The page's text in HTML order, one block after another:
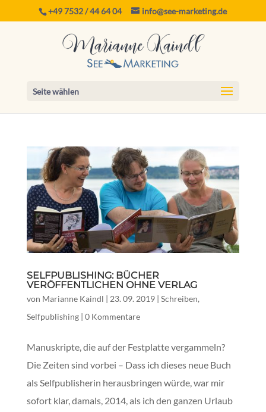
+49 7532 / 44 64 04 info@see-marketing.de
Seite wählen
SELFPUBLISHING: BÜCHER
VERÖFFENTLICHEN OHNE VERLAG
von Marianne Kaindl | 23. 09. 2019| Schreiben,
Selfpublishing| 0 Kommentare
Manuskripte, die auf der Festplatte vergammeln?
Die Zeiten sind vorbei – Dass ich dieses neue Buch
als Selfpublisherin herausbringen würde, war mir
sofort klar, damals, 2014, als ich den ganzen Urlaub